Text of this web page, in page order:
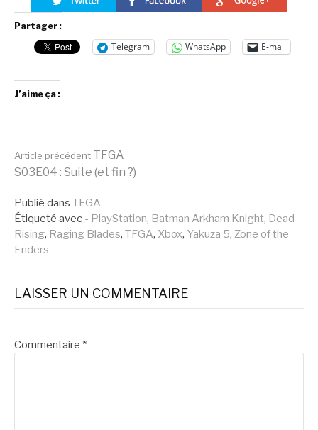
Partager :
Telegram WhatsApp E-mail
J’aime ça :
Lire
la
suite
Article précédent TFGA
S03E04 : Suite (et fin ?)
Publié dans TFGA
Étiqueté avec - PlayStation, Batman Arkham Knight, Dead
Rising, Raging Blades, TFGA, Xbox, Yakuza 5, Zone of the
Enders
LAISSER UN COMMENTAIRE
Commentaire *